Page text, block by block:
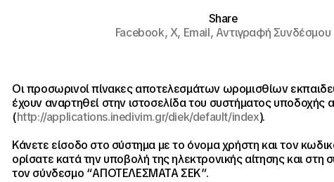
Share
Facebook,X, Email,Αντιγραφή Συνδέσμου
Οι προσωρινοί πίνακες αποτελεσμάτων ωρομισθίων
έχουν αναρτηθεί στην ιστοσελίδα του συστήματος υποδοχής
(http://applications.inedivim.gr/diek/default/index).
Κάνετε είσοδο στο σύστημα με το όνομα χρήστη και τον
ορίσατε κατά την υποβολή της ηλεκτρονικής αίτησης και στη
τον σύνδεσμο “ΑΠΟΤΕΛΕΣΜΑΤΑ ΣΕΚ”.